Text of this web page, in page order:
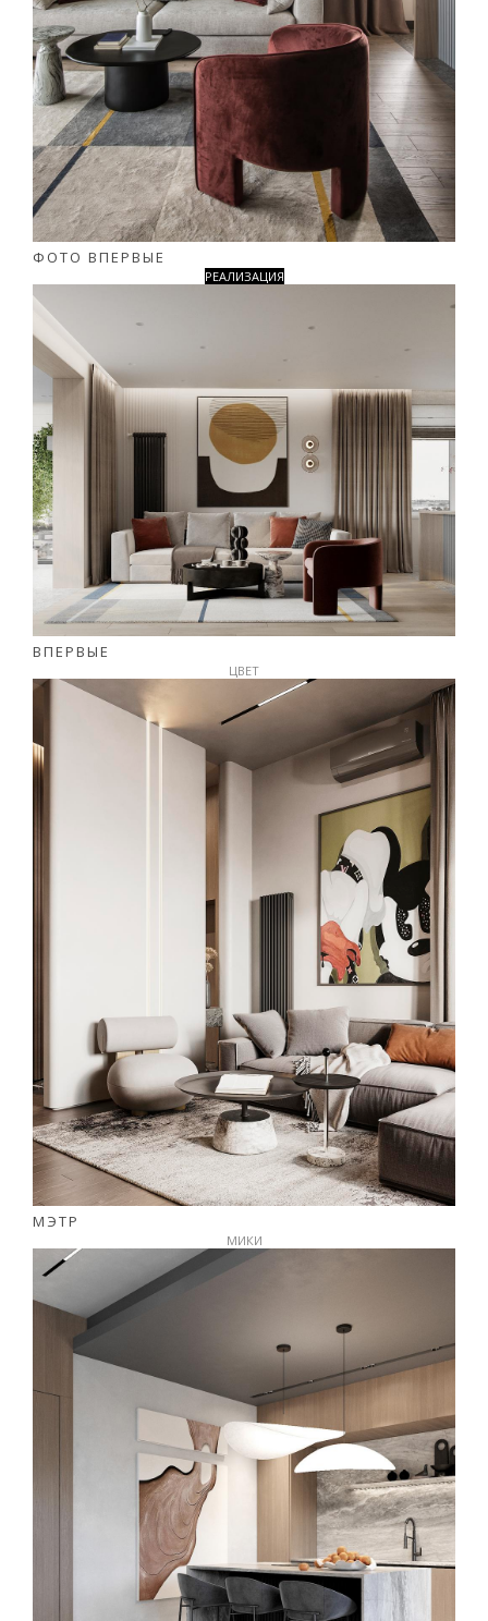
ФОТО ВПЕРВЫЕ
РЕАЛИЗАЦИЯ
ВПЕРВЫЕ
ЦВЕТ
МЭТР
МИКИ